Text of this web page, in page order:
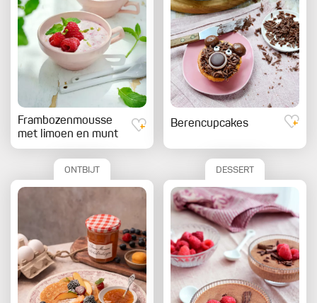
Frambozenmousse
met limoen en munt
Berencupcakes
ONTBIJT DESSERT